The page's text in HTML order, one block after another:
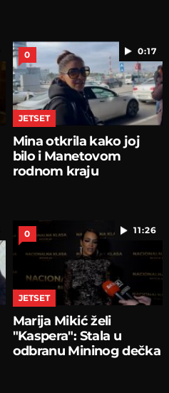
0:17
0
JETSET
Mina otkrila kako joj
bilo i Manetovom
rodnom kraju
11:26
0
JETSET
Marija Mikić želi
"Kaspera": Stala u
odbranu Mininog dečka